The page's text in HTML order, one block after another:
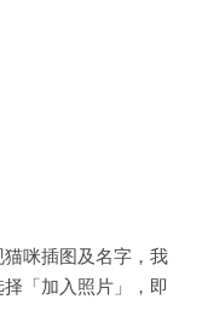
咪插图及名字，我
「加入照片」，即